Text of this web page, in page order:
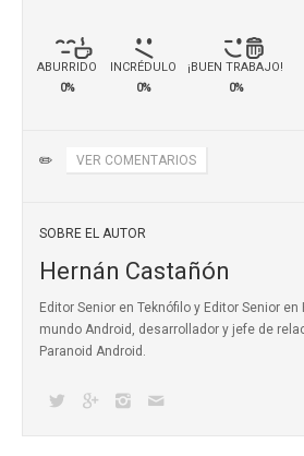
ABURRIDO
0%
INCRÉDULO
0%
¡BUEN TRABAJO!
0%
✏️ VER COMENTARIOS
SOBRE EL AUTOR
Hernán Castañón
Editor Senior en Teknófilo y Editor Senior en
mundo Android, desarrollador y jefe de
Paranoid Android.